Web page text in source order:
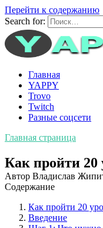
Перейти к содержанию
Search for:
Главная
YAPPY
Trovo
Twitch
Разные соцсети
Главная страница
Как пройти 20
Автор Владислав
Содержание
Как пройти 20
Введение